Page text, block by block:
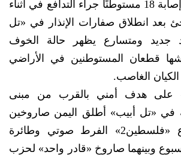
«الإسرائيلي» عن إصابة 18 مستوطنًا جراء التدافع في أثناء
بعد انطلاق صفارات الإنذار في «تل
جديد ومتسارع يظهر حالة الخوف
قطعان المستوطنين في الأراضي
الغاصب.
على هدف أمني بالقرب من مبنى
في «تل أبيب» أطلق اليمن صاروخين
باليستيين من نوع «فلسطين2» الفرط صوتي وطائرة
أسبوع وبينهما صاروخ «قادر واحد» لحزب